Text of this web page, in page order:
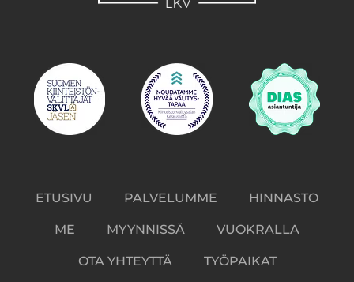
ETUSIVU PALVELUMME HINNASTO
ME MYYNNISSÄ VUOKRALLA
OTA YHTEYTTÄ TYÖPAIKAT